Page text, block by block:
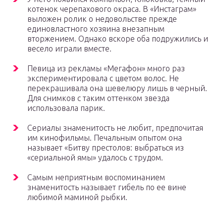
котенок черепахового окраса. В «Инстаграм»
выложен ролик о недовольстве прежде
единовластного хозяина внезапным
вторжением. Однако вскоре оба подружились и
весело играли вместе.
Певица из рекламы «Мегафон» много раз
экспериментировала с цветом волос. Не
перекрашивала она шевелюру лишь в черный.
Для снимков с таким оттенком звезда
использовала парик.
Сериалы знаменитость не любит, предпочитая
им кинофильмы. Печальным опытом она
называет «Битву престолов: выбраться из
«сериальной ямы» удалось с трудом.
Самым неприятным воспоминанием
знаменитость называет гибель по ее вине
любимой маминой рыбки.